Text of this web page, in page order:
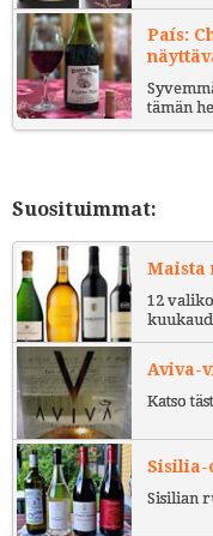
País:
tämän
Suosituimmat:
Maista
12
Aviva-
Katso
Sisilia-
Sisilian